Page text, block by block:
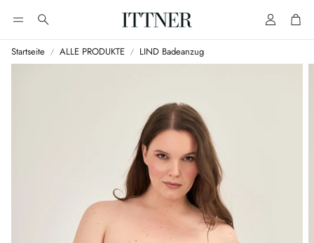
Suche AccountCart
Startseite ALLE PRODUKTE LIND Badeanzug